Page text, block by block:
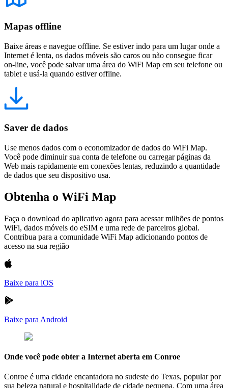
Mapas offline
Baixe áreas e navegue offline. Se estiver indo para um lugar onde a
Internet é lenta, os dados móveis são caros ou não consegue ficar
on-line, você pode salvar uma área do WiFi Map em seu telefone ou
tablet e usá-la quando estiver offline.
Saver de dados
Use menos dados com o economizador de dados do WiFi Map.
Você pode diminuir sua conta de telefone ou carregar páginas da
Web mais rapidamente em conexões lentas, reduzindo a quantidade
de dados que seu dispositivo usa.
Obtenha o WiFi Map
Faça o download do aplicativo agora para acessar milhões de pontos
WiFi, dados móveis do eSIM e uma rede de parceiros global.
Contribua para a comunidade WiFi Map adicionando pontos de
acesso na sua região
Baixe para iOS
Baixe para Android
Onde você pode obter a Internet aberta em Conroe
Conroe é uma cidade encantadora no sudeste do Texas, popular por
sua beleza natural e hospitalidade de cidade pequena. Com uma área